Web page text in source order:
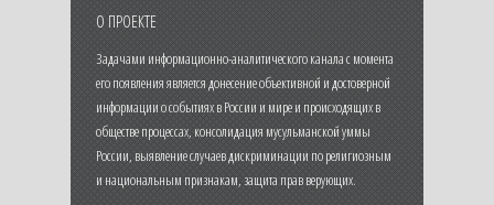
О ПРОЕКТЕ
Задачами информационно-аналитического канала с момента
его появления является донесение объективной и достоверной
информации о событиях в России и мире и происходящих в
обществе процессах, консолидация мусульманской уммы
России, выявление случаев дискриминации по религиозным
и национальным признакам, защита прав верующих.